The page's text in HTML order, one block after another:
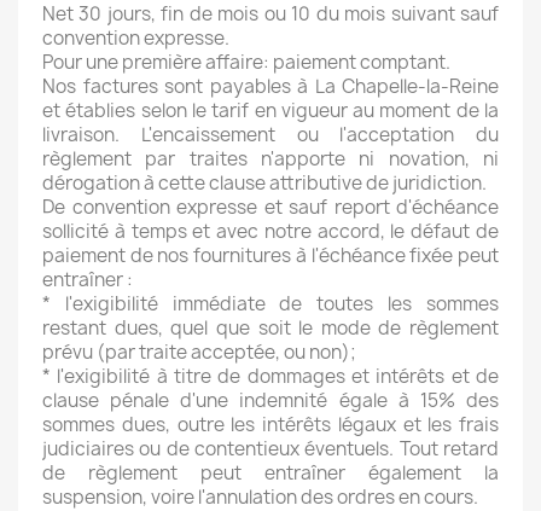
Net 30 jours, fin de mois ou 10 du mois suivant sauf
convention expresse.
Pour une première affaire: paiement comptant.
Nos factures sont payables à La Chapelle-la-Reine
et établies selon le tarif en vigueur au moment de la
livraison. L'encaissement ou l'acceptation du
règlement par traites n'apporte ni novation, ni
dérogation à cette clause attributive de juridiction.
De convention expresse et sauf report d'échéance
sollicité à temps et avec notre accord, le défaut de
paiement de nos fournitures à l'échéance fixée peut
entraîner :
* l'exigibilité immédiate de toutes les sommes
restant dues, quel que soit le mode de règlement
prévu (par traite acceptée, ou non);
* l'exigibilité à titre de dommages et intérêts et de
clause pénale d'une indemnité égale à 15% des
sommes dues, outre les intérêts légaux et les frais
judiciaires ou de contentieux éventuels. Tout retard
de règlement peut entraîner également la
suspension, voire l'annulation des ordres en cours.